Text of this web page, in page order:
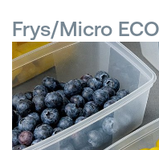
Förvaring
Källsortering
Hinkar & Tunnor
Frys/Micro